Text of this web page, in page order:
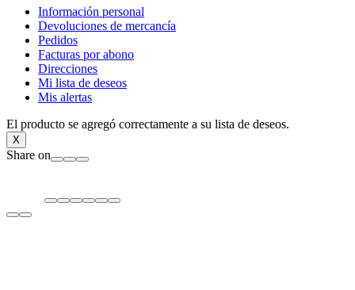
Información personal
Devoluciones de mercancía
Pedidos
Facturas por abono
Direcciones
Mi lista de deseos
Mis alertas
El producto se agregó correctamente a su lista de deseos.
X
Share on